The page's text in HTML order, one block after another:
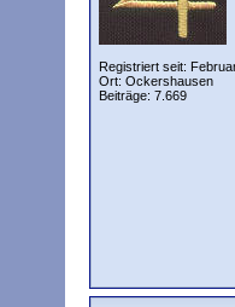
Registriert seit:
Ort: Ockershausen
Beiträge: 7.669